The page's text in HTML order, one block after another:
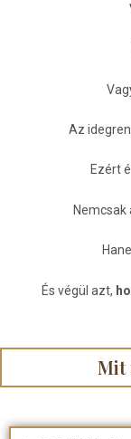
Az
Ezért
És végül azt,
Mit